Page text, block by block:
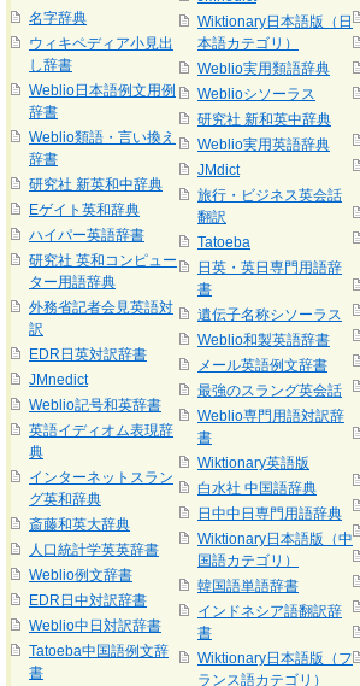
名字辞典
ウィキペディア小見出
し辞書
Weblio日本語例文用例
辞書
Weblio類語・言い換え
辞書
研究社 新英和中辞典
Eゲイト英和辞典
ハイパー英語辞書
研究社 英和コンピュー
ター用語辞典
外務省記者会見英語対
訳
EDR日英対訳辞書
JMnedict
Weblio記号和英辞書
英語イディオム表現辞
典
インターネットスラン
グ英和辞典
斎藤和英大辞典
人口統計学英英辞書
Weblio例文辞書
EDR日中対訳辞書
Weblio中日対訳辞書
Tatoeba中国語例文辞
書
Wiktionary日本語版（日
本語カテゴリ）
Weblio実用類語辞典
Weblioシソーラス
研究社 新和英中辞典
Weblio実用英語辞典
JMdict
旅行・ビジネス英会話
翻訳
Tatoeba
日英・英日専門用語辞
書
遺伝子名称シソーラス
Weblio和製英語辞書
メール英語例文辞書
最強のスラング英会話
Weblio専門用語対訳辞
書
Wiktionary英語版
白水社 中国語辞典
日中中日専門用語辞典
Wiktionary日本語版（中
国語カテゴリ）
韓国語単語辞書
インドネシア語翻訳辞
書
Wiktionary日本語版（フ
ランス語カテゴリ）